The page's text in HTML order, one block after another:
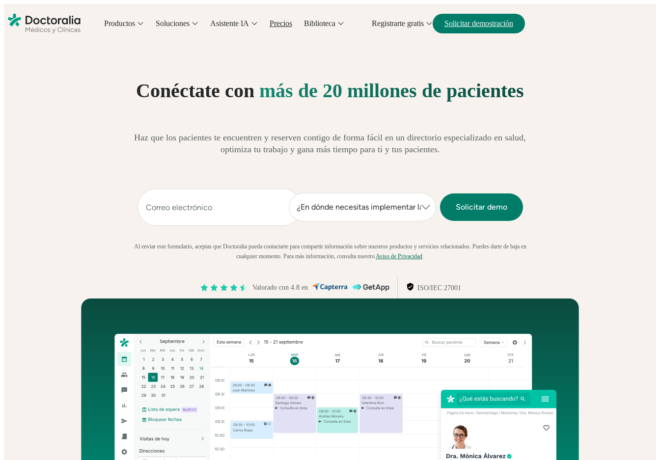
Productos Soluciones Asistente IA Precios Biblioteca Registrarte gratis Solicitar demostración
Conéctate con más de 20 millones de pacientes
Haz que los pacientes te encuentren y reserven contigo de forma fácil en un directorio especializado en salud,
optimiza tu trabajo y gana más tiempo para ti y tus pacientes.
Al enviar este formulario, aceptas que Doctoralia pueda contactarte para compartir información sobre nuestros productos y servicios relacionados. Puedes darte de baja en
cualquier momento. Para más información, consulta nuestroAviso de Privacidad.
Valorado con 4.8 en ISO/IEC 27001